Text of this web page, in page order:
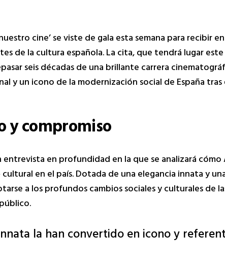
cine’ se viste de gala esta semana para recibir
de la cultura española. La cita, que tendrá lugar
seis décadas de una brillante carrera
un icono de la modernización social de España
y compromiso
entrevista en profundidad en la que se analizará
en el país. Dotada de una elegancia innata y
a los profundos cambios sociales y culturales de
la han convertido en icono y